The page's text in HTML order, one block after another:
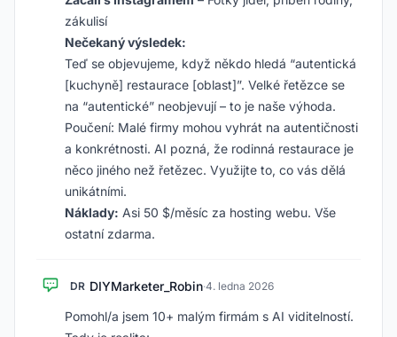
zákulisí
Nečekaný výsledek:
Teď se objevujeme, když někdo hledá “autentická
[kuchyně] restaurace [oblast]”. Velké řetězce se
na “autentické” neobjevují – to je naše výhoda.
Poučení: Malé firmy mohou vyhrát na autentičnosti
a konkrétnosti. AI pozná, že rodinná restaurace je
něco jiného než řetězec. Využijte to, co vás dělá
unikátními.
Náklady: Asi 50 $/měsíc za hosting webu. Vše
ostatní zdarma.
DR DIYMarketer_Robin·4. ledna 2026
Pomohl/a jsem 10+ malým firmám s AI viditelností.